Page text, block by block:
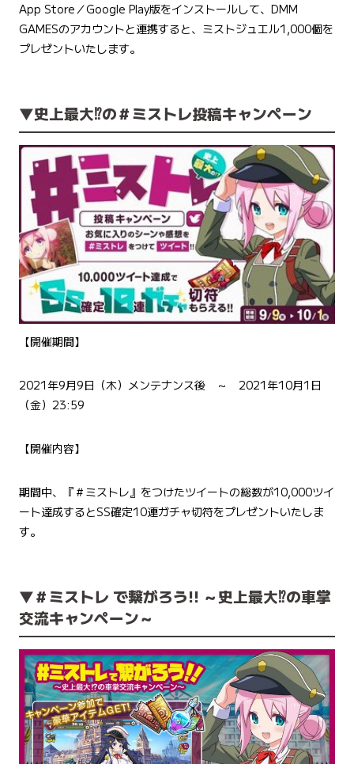
App Store／Google Play版をインストールして、DMM
GAMESのアカウントと連携すると、ミストジュエル1,000個を
プレゼントいたします。
▼史上最大⁉の＃ミストレ投稿キャンペーン
【開催期間】
2021年9月9日（木）メンテナンス後 ～ 2021年10月1日
（金）23:59
【開催内容】
期間中、『＃ミストレ』をつけたツイートの総数が10,000ツイ
ート達成するとSS確定10連ガチャ切符をプレゼントいたしま
す。
▼＃ミストレ で繋がろう!! ～史上最大⁉の車掌
交流キャンペーン～